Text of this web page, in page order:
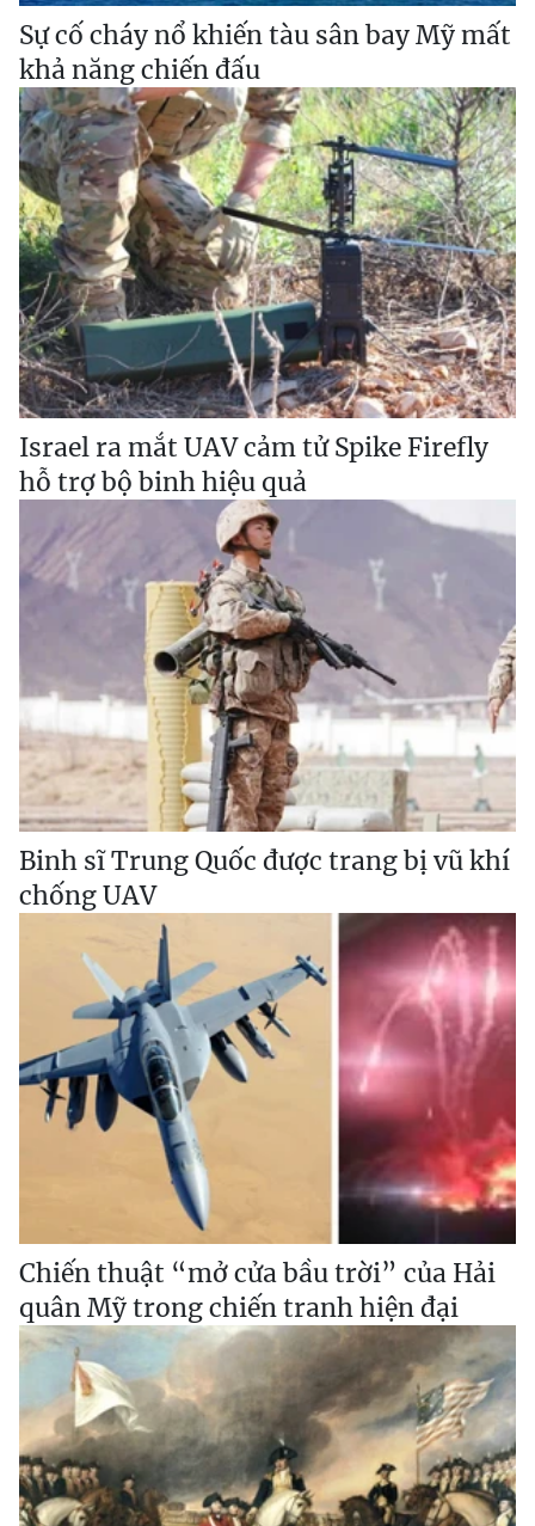
Sự cố cháy nổ khiến tàu sân bay Mỹ mất
khả năng chiến đấu
Israel ra mắt UAV cảm tử Spike Firefly
hỗ trợ bộ binh hiệu quả
Binh sĩ Trung Quốc được trang bị vũ khí
chống UAV
Chiến thuật “mở cửa bầu trời” của Hải
quân Mỹ trong chiến tranh hiện đại